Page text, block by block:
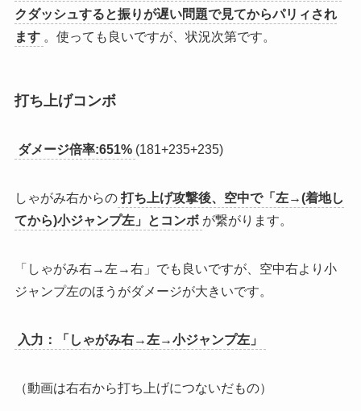
クダッシュすると振りが遅い問題で見てからパリィされ
ます 。使っても良いですが、状況次第です。
打ち上げコンボ
ダメージ倍率:651% (181+235+235)
しゃがみ右からの 打ち上げ攻撃後、空中で「左→(着地し
てから)小ジャンプ左」とコンボ が繋がります。
「しゃがみ右→左→右」でも良いですが、空中右より小
ジャンプ左のほうがダメージが大きいです。
入力：「しゃがみ右→左→小ジャンプ左」
（動画は右右から打ち上げにつないだもの）